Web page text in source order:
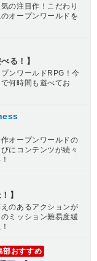
の注目作！こだわり
オープンワールドを
る！】
ンワールドRPG！今
何時間も遊べてお
オープンワールドの
にコンテンツが続々
】
のあるアクションが
ミッション難易度緩
部おすすめ